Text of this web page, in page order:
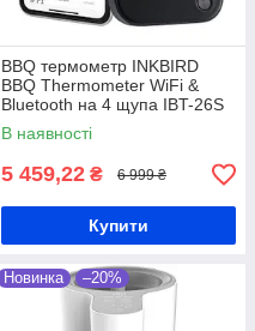
BBQ термометр INKBIRD
BBQ Thermometer WiFi &
Bluetooth на 4 щупа IBT-26S
В наявності
5 459,22 ₴ 6 999 ₴
Купити
Новинка –20%